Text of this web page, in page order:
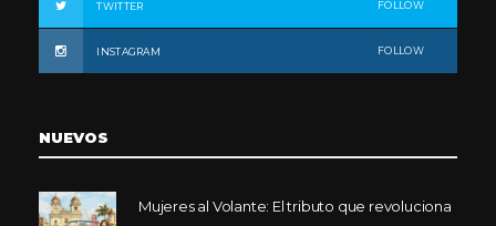
TWITTER FOLLOW
INSTAGRAM FOLLOW
NUEVOS
Mujeres al Volante: El tributo que revoluciona